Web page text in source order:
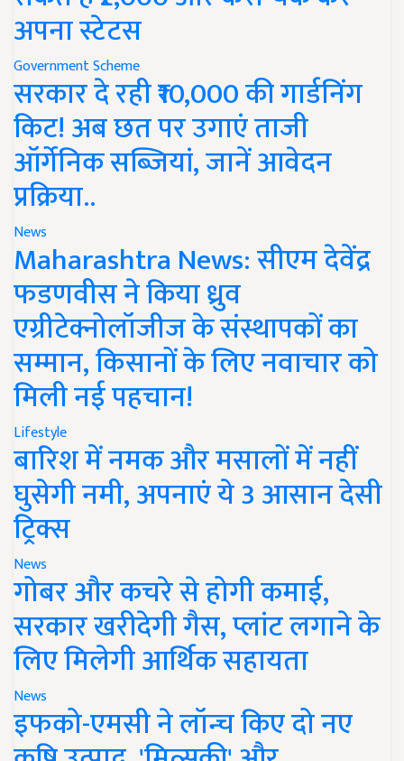
अपना स्टेटस
Government Scheme
सरकार दे रही ₹10,000 की गार्डनिंग
किट! अब छत पर उगाएं ताजी
ऑर्गेनिक सब्जियां, जानें आवेदन
प्रक्रिया..
News
Maharashtra News: सीएम देवेंद्र
फडणवीस ने किया ध्रुव
एग्रीटेक्नोलॉजीज के संस्थापकों का
सम्मान, किसानों के लिए नवाचार को
मिली नई पहचान!
Lifestyle
बारिश में नमक और मसालों में नहीं
घुसेगी नमी, अपनाएं ये 3 आसान देसी
ट्रिक्स
News
गोबर और कचरे से होगी कमाई,
सरकार खरीदेगी गैस, प्लांट लगाने के
लिए मिलेगी आर्थिक सहायता
News
इफको-एमसी ने लॉन्च किए दो नए